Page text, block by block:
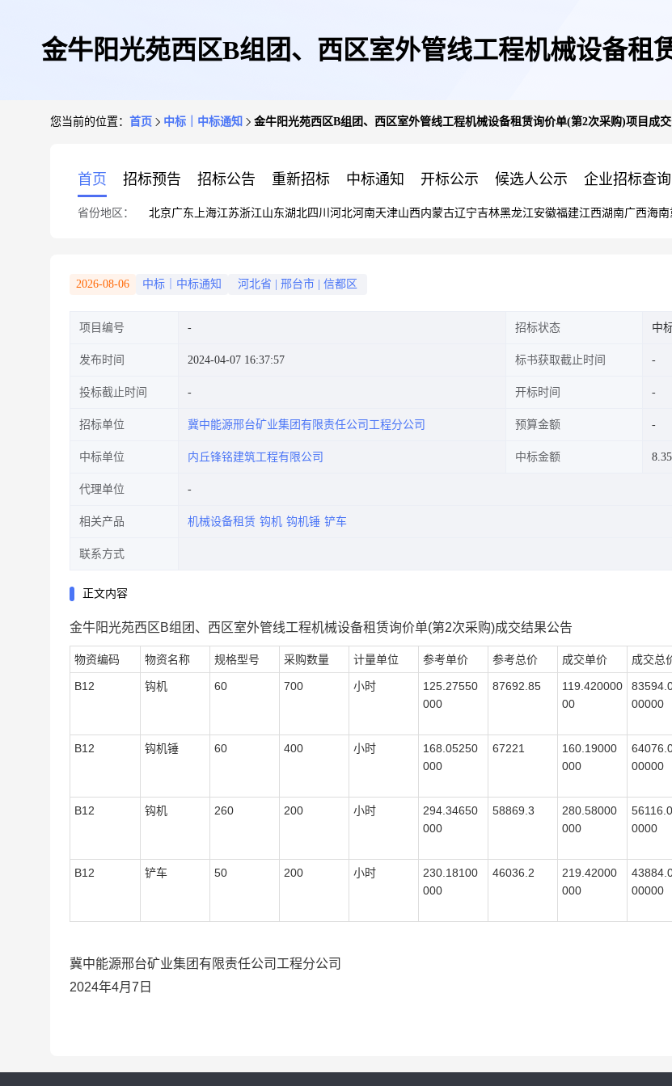
金牛阳光苑西区B组团、西区室外管线工程机械设备租
您当前的位置： 首页 中标｜中标通知 金牛阳光苑西区B组团、西区室外管线工程机械设备租赁询价单(第2次采购)项目成
首页 招标预告 招标公告 重新招标 中标通知 开标公示 候选人公示 企业招标查询
省份地区： 北京广东 上海江苏浙江山东湖北四川 河北河南天津山西内蒙古辽宁吉林黑龙江安徽福建江西湖南广西海南
2026-08-06 中标｜中标通知 河北省 邢台市 信都区
项目编号 招标状态 中
发布时间 2024-04-07 16:37:57 标书获取截止时间
投标截止时间 开标时间
招标单位 冀中能源邢台矿业集团有限责任公司工程分公司 预算金额
中标单位 内丘锋铭建筑工程有限公司 中标金额
代理单位
相关产品 机械设备租赁 钩机 钩机锤 铲车
联系方式
正文内容
金牛阳光苑西区B组团、西区室外管线工程机械设备租赁询价单(第2次采购)成交结果公告
物资编码 物资名称 规格型号 采购数量 计量单位 参考单价 参考总价 成交单价 成交总
B12 钩机 60 700 小时
125.27550
000
87692.85
119.420000
00
00000
B12 钩机锤 60 400 小时
168.05250
000
67221
160.19000
000
00000
B12 钩机 260 200 小时
294.34650
000
58869.3
280.58000
000
0000
B12 铲车 50 200 小时
230.18100
000
46036.2
219.42000
000
00000
冀中能源邢台矿业集团有限责任公司工程分公司
2024年4月7日